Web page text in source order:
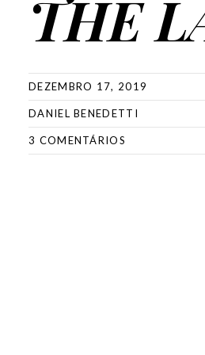
THE
DEZEMBRO 17, 2019
DANIEL BENEDETTI
3 COMENTÁRIOS